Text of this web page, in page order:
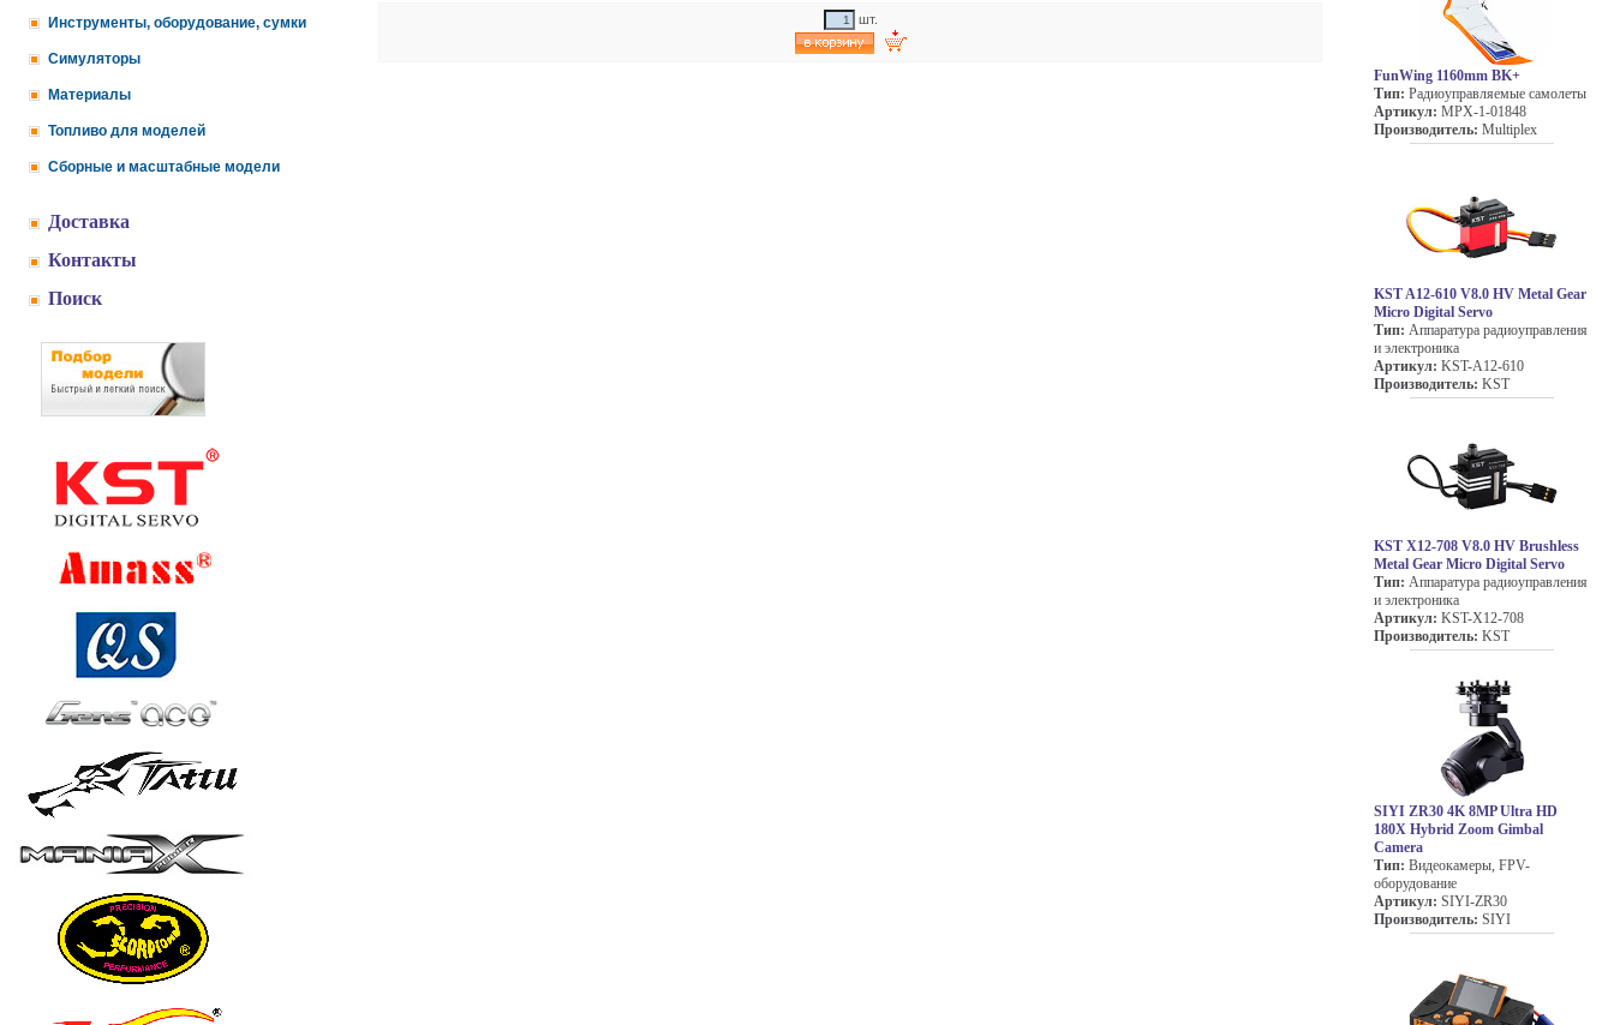
Инструменты, оборудование, сумки
Симуляторы
Материалы
Топливо для моделей
Сборные и масштабные модели
Доставка
Контакты
Поиск
шт.
FunWing 1160mm BK+
Тип: Радиоуправляемые самолеты
Артикул: MPX-1-01848
Производитель: Multiplex
KST A12-610 V8.0 HV Metal Gear
Micro Digital Servo
Тип: Аппаратура радиоуправления
и электроника
Артикул: KST-A12-610
Производитель: KST
KST X12-708 V8.0 HV Brushless
Metal Gear Micro Digital Servo
Тип: Аппаратура радиоуправления
и электроника
Артикул: KST-X12-708
Производитель: KST
SIYI ZR30 4K 8MP Ultra HD
180X Hybrid Zoom Gimbal
Camera
Тип: Видеокамеры, FPV-
оборудование
Артикул: SIYI-ZR30
Производитель: SIYI